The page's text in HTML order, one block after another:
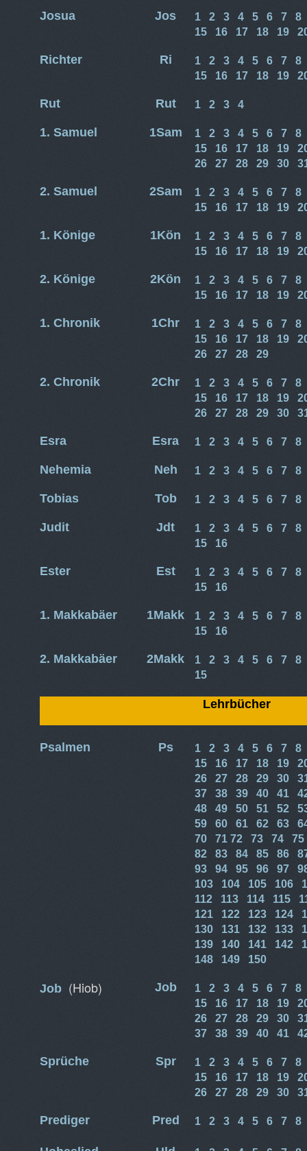
Josua Jos 1 2 3 4 5 6 7
8
15
16 17 18 19
Richter Ri 1 2 3 4 5 6 7
8
15
16 17 18 19
Rut Rut 1 2 3 4
1. Samuel 1Sam 1 2 3 4 5 6 7
8
15
16 17 18 19
26
27 28 29 30
2. Samuel 2Sam 1 2 3 4 5 6 7
8
15
16 17 18 19
1. Könige 1Kön 1 2 3 4 5 6 7
8
15
16 17 18 19
2. Könige 2Kön 1 2 3 4 5 6 7
8
15
16 17 18 19
1. Chronik 1Chr 1 2 3 4 5 6 7
8
15
16 17 18 19
26
27 28 29
2. Chronik 2Chr 1 2 3 4 5 6 7
8
15
16 17 18 19
26
27 28 29 30
Esra Esra 1 2 3 4 5 6 7 8
Nehemia Neh 1 2 3 4 5 6 7 8
Tobias Tob 1 2 3 4 5 6 7 8
Judit Jdt 1 2 3 4 5 6 7
8
15
16
Ester Est 1 2 3 4 5 6 7
8
15
16
1. Makkabäer 1Makk 1 2 3 4 5 6 7
8
15
16
2. Makkabäer 2Makk 1 2 3 4 5 6 7
8
15
Lehrbücher
Psalmen Ps 1 2 3 4 5 6 7
8
15
16 17 18 19
26
27 28 29 30
37
38 39 40 41
48
49 50 51 52
59
60 61 62 63
70
71 72 73 74
75
82
83 84 85 86
93
94 95 96 97
103
104 105 106
112
113 114 115
121
122 123 124
130
131 132 133
139
140 141 142
148
149 150
Job(Hiob) Job 1 2 3 4 5 6 7
8
15
16 17 18 19
26
27 28 29 30
37
38 39 40 41
Sprüche Spr 1 2 3 4 5 6 7
8
15
16 17 18 19
26
27 28 29 30
Prediger Pred 1 2 3 4 5 6 7 8